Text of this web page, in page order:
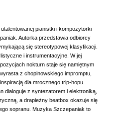
pianistki i kompozytorki
Autorka przedstawia odbiorcy
się stereotypowej klasyfikacji.
i instrumentacyjne. W jej
nokturn staje się namiętnym
z chopinowskiego impromptu,
dla mrocznego trip-hopu.
dialoguje z syntezatorem i elektroniką,
a drapieżny beatbox okazuje się
sopranu. Muzyka Szczepaniak to